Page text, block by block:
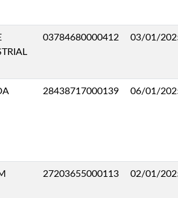
03784680000412 03/01/
28438717000139 06/01/
27203655000113 02/01/